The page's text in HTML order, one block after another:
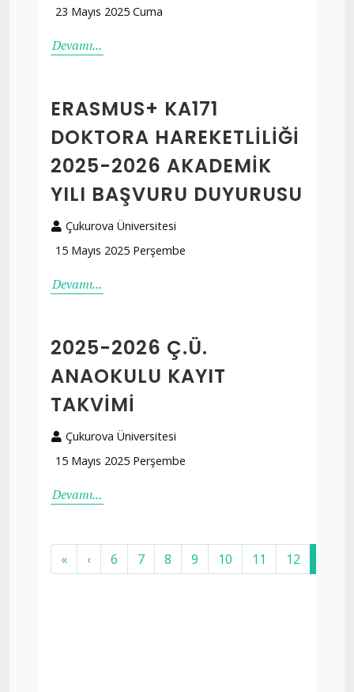
23 Mayıs 2025 Cuma
Devamı...
ERASMUS+ KA171
DOKTORA HAREKETLILIĞI
2025-2026 AKADEMIK
YILI BAŞVURU DUYURUSU
Çukurova Üniversitesi
15 Mayıs 2025 Perşembe
Devamı...
2025-2026 Ç.Ü.
ANAOKULU KAYIT
TAKVİMİ
Çukurova Üniversitesi
15 Mayıs 2025 Perşembe
Devamı...
« ‹ 6 7 8 9 10 11 12